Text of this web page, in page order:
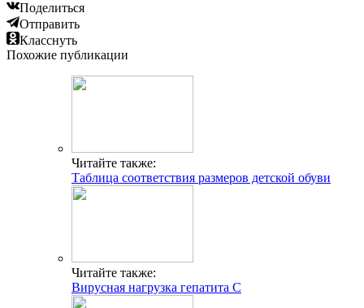
Поделиться
Отправить
Класснуть
Похожие публикации
Читайте также:
Таблица соответствия размеров детской обуви
Читайте также:
Вирусная нагрузка гепатита С